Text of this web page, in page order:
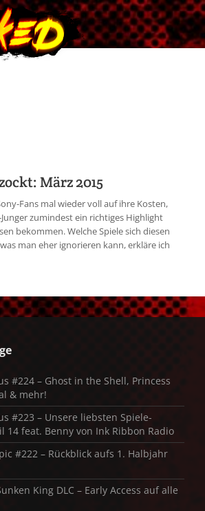
März 2015
Fans mal wieder voll auf ihre Kosten,
zumindest ein richtiges Highlight
bekommen. Welche Spiele sich diesen
man eher ignorieren kann, erkläre ich
#224 – Ghost in the Shell, Princess
& mehr!
#223 – Unsere liebsten Spiele-
14 feat. Benny von Ink Ribbon Radio
#222 – Rückblick aufs 1. Halbjahr
King DLC – Early Access auf alle